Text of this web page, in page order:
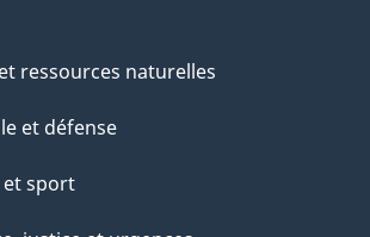
ressources naturelles
et défense
et sport